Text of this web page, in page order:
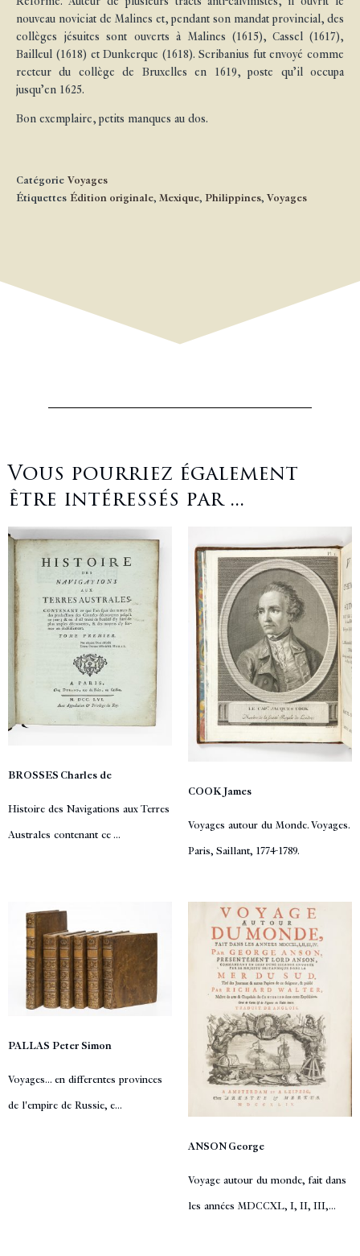
nouveau noviciat de Malines et, pendant son mandat provincial, des
collèges jésuites sont ouverts à Malines (1615), Cassel (1617),
Bailleul (1618) et Dunkerque (1618). Scribanius fut envoyé comme
recteur du collège de Bruxelles en 1619, poste qu’il occupa
jusqu’en 1625.
Bon exemplaire, petits manques au dos.
Catégorie Voyages
Étiquettes Édition originale, Mexique, Philippines, Voyages
Vous pourriez également
être intéressés par ...
BROSSES Charles de
Histoire des Navigations aux Terres
Australes contenant ce ...
COOK James
Voyages autour du Monde. Voyages.
Paris, Saillant, 1774-1789.
PALLAS Peter Simon
Voyages... en differentes provinces
de l'empire de Russie, e...
ANSON George
Voyage autour du monde, fait dans
les années MDCCXL, I, II, III,...